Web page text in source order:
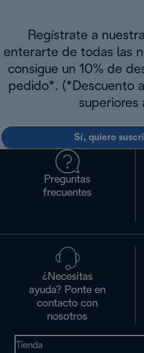
Regístrate a
enterarte de todas las
consigue un 10% de
pedido*. (*Descuento
Sí, quiero
Preguntas
frecuentes
¿Necesitas
ayuda? Ponte en
contacto con
nosotros
Tienda